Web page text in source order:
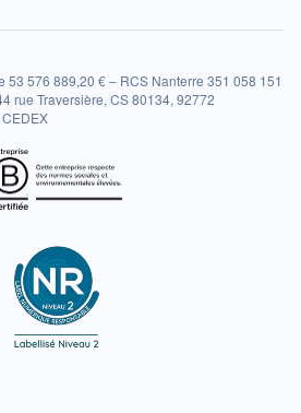
53 576 889,20 € – RCS Nanterre 351 058 151
rue Traversière, CS 80134, 92772